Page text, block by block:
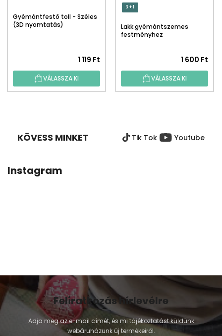
Gyémántfestő toll - Széles
(3D nyomtatás)
1 119 Ft
VÁLASSZA KI
3 + 1
Lakk gyémántszemes
festményhez
termék
átlagos
értékelése
csillag.
1 600 Ft
VÁLASSZA KI
KÖVESS MINKET Tik Tok Youtube
Instagram
Feliratkozás hírlevélre
Adja meg az e-mail címét, és mi tájékoztatást küldünk
webáruházunk új termékeiről.